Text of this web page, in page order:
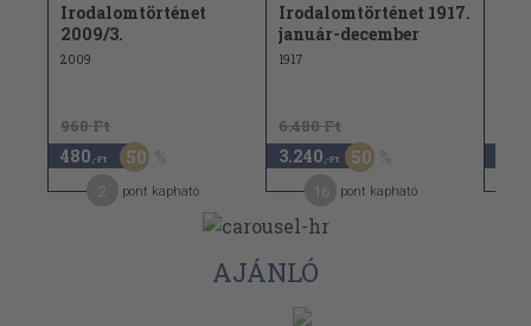
Irodalomtörténet
2009/3.
2009
960 Ft
480 ,-Ft 50
pont kapható
Irodalomtörténet 1917.
január-december
1917
6.480 Ft
3.240 ,-Ft 50
pont kapható
AJÁNLÓ